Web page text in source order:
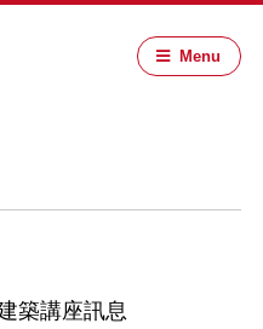
Menu
築講座訊息